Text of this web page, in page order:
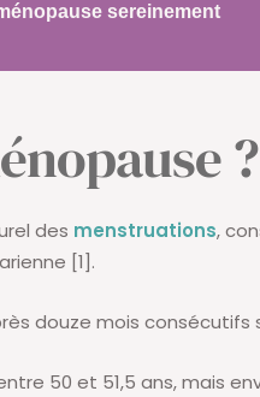
sereinement
?
des menstruations,
[1].
douze mois consécutifs
50 et 51,5 ans, mais